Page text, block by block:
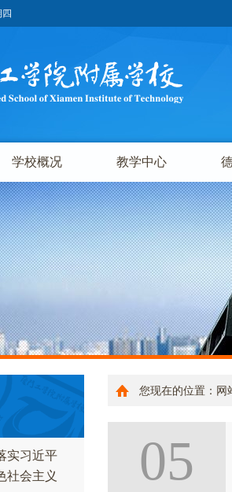
学校概况 教学中心
实习近平
社会主义
您现在的位置： 网
05